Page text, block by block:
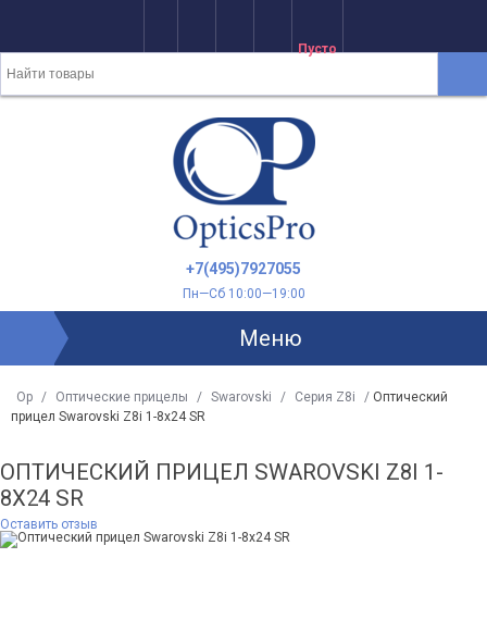
Пусто
+7(495)7927055
Пн—Сб 10:00—19:00
Меню
Op / Оптические прицелы / Swarovski / Серия Z8i / Оптический
прицел Swarovski Z8i 1-8x24 SR
ОПТИЧЕСКИЙ ПРИЦЕЛ SWAROVSKI Z8I 1-
8X24 SR
Оставить отзыв